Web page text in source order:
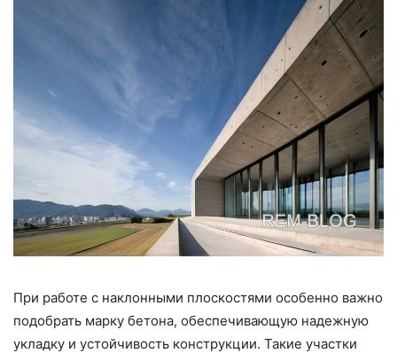
При работе с наклонными плоскостями особенно важно
подобрать марку бетона, обеспечивающую надежную
укладку и устойчивость конструкции. Такие участки